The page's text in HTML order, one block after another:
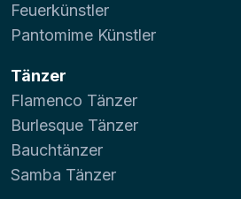
Feuerkünstler
Pantomime Künstler
Tänzer
Flamenco Tänzer
Burlesque Tänzer
Bauchtänzer
Samba Tänzer